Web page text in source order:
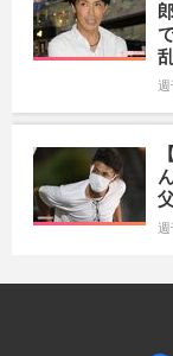
週
週